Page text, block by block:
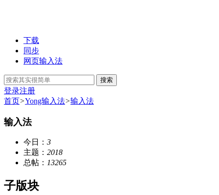
下载
同步
网页输入法
搜索
登录注册
首页>Yong输入法>输入法
输入法
今日： 3
主题： 2018
总帖： 13265
子版块